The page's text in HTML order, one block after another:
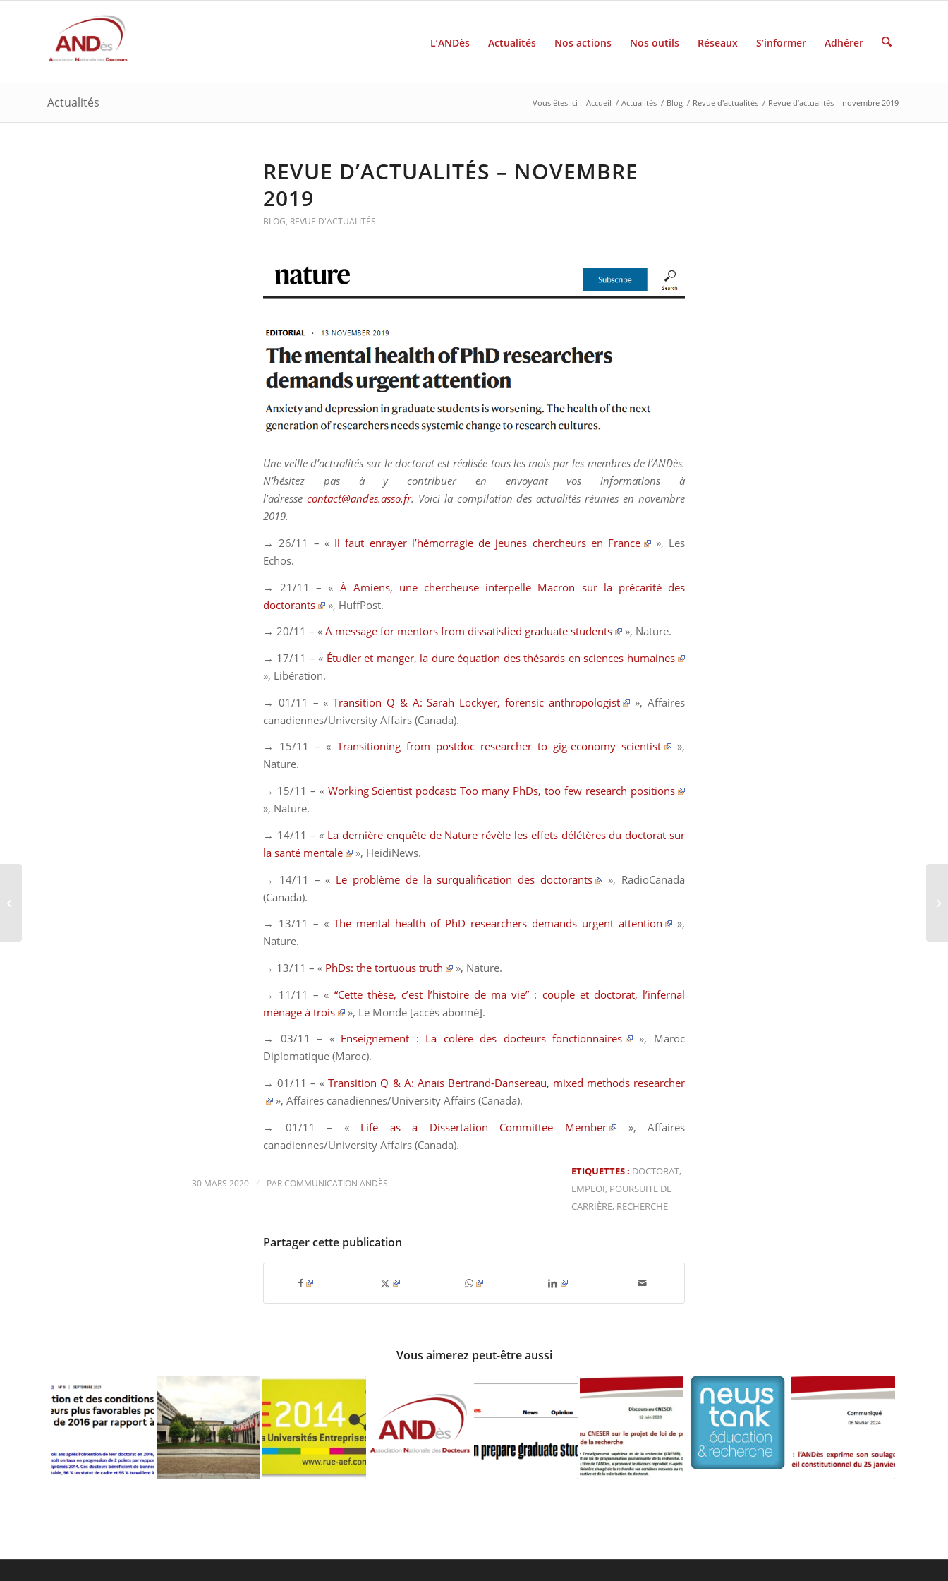
L’ANDès Actualités Nos actions Nos outils Réseaux S’informer Adhérer
Actualités Vous êtes ici : Accueil / Actualités / Blog / Revue d'actualités / Revue d’actualités – novembre 2019
REVUE D’ACTUALITÉS – NOVEMBRE
2019
BLOG, REVUE D'ACTUALITÉS
Une veille d’actualités sur le doctorat est réalisée tous les mois par les membres de l’ANDès.
N’hésitez pas à y contribuer en envoyant vos informations à
l’adresse contact@andes.asso.fr. Voici la compilation des actualités réunies en novembre
2019.
→ 26/11 – « Il faut enrayer l’hémorragie de jeunes chercheurs en France », Les
Echos.
→ 21/11 – « À Amiens, une chercheuse interpelle Macron sur la précarité des
doctorants
», HuffPost.
→ 20/11 – « A message for mentors from dissatisfied graduate students », Nature.
→ 17/11 – « Étudier et manger, la dure équation des thésards en sciences humaines
», Libération.
→ 01/11 – «Transition Q & A: Sarah Lockyer, forensic anthropologist »,Affaires
canadiennes/University Affairs (Canada).
→ 15/11 – « Transitioning from postdoc researcher to gig-economy scientist
»,
Nature.
→ 15/11 – « Working Scientist podcast: Too many PhDs, too few research positions
», Nature.
→ 14/11 – « La dernière enquête de Nature révèle les effets délétères du doctorat sur
la santé mentale
», HeidiNews.
→ 14/11 – « Le problème de la surqualification des doctorants », RadioCanada
(Canada).
→ 13/11 – « The mental health of PhD researchers demands urgent attention
»,
Nature.
→ 13/11 – « PhDs: the tortuous truth », Nature.
→ 11/11 – « “Cette thèse, c’est l’histoire de ma vie” : couple et doctorat, l’infernal
ménage à trois
», Le Monde [accès abonné].
→ 03/11 – « Enseignement : La colère des docteurs fonctionnaires », Maroc
Diplomatique (Maroc).
→ 01/11 – «Transition Q & A: Anaïs Bertrand-Dansereau, mixed methods researcher
»,Affaires canadiennes/University Affairs(Canada).
→ 01/11 – « Life as a Dissertation Committee Member »,Affaires
canadiennes/University Affairs (Canada).
30 MARS 2020 / PARCOMMUNICATION ANDÈS
ETIQUETTES : DOCTORAT,
EMPLOI, POURSUITE DE
CARRIÈRE, RECHERCHE
Partager cette publication
Vous aimerez peut-être aussi